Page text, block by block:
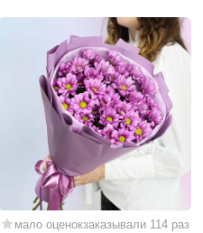
мало оценокзаказывали 114 раз